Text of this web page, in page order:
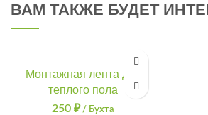
ВАМ ТАКЖЕ БУДЕТ
Монтажная лента для
теплого пола
250 ₽ / Бухта